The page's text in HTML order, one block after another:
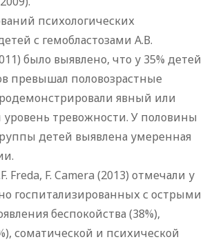
психологических
с гемобластозами А.В.
было выявлено, что у 35% детей
превышал половозрастные
явный или
тревожности. У половины
детей выявлена умеренная
Freda, F. Camera (2013) отмечали у
госпитализированных с острыми
беспокойства (38%),
соматической и психической